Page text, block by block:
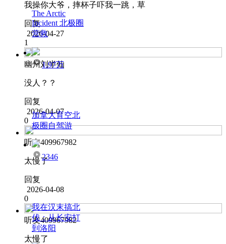
我操你大爷，摔杯子吓我一跳，草
回复
2026-04-27
1
幽州刘半仙
没人？？
回复
2026-04-07
0
听友409967982
太慢了
回复
2026-04-08
0
听友409967982
太慢了
The Arctic
Incident 北极圈
营救
1.97万
加拿大育空北
极圈自驾游
2346
我在汉末搞北
伐：从长安打
到洛阳